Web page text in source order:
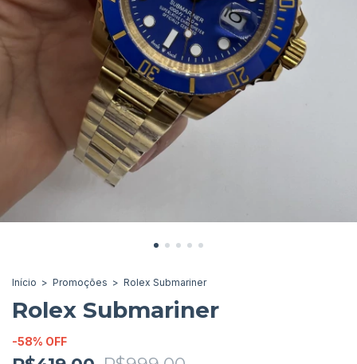
Início > Promoções > Rolex Submariner
Rolex Submariner
-58% OFF